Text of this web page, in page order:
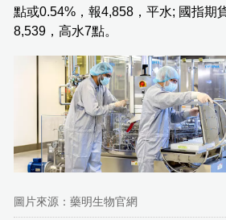
點或0.54%，報4,858，平水; 國指期
8,539，高水7點。
圖片來源：藥明生物官網